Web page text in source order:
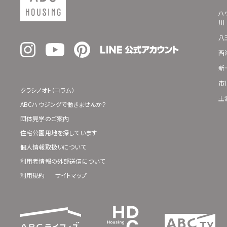
ハ
川
八
西
新
市
土
クラシノオト（コラム）
ABCハウジングで働きませんか？
団体見学のご案内
住宅公園用地を探しています
個人情報取扱いについて
利用者情報の外部送信について
利用規約
サイトマップ